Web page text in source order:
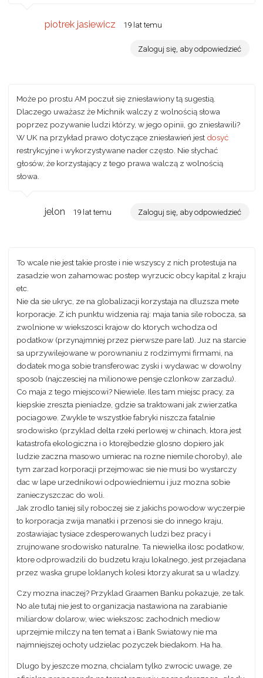
piotrek jasiewicz 19 lat temu
Zaloguj się, aby odpowiedzieć
Może po prostu AM poczuł się zniesławiony tą sugestią.
Dlaczego uważasz że Michnik walczy z wolnością słowa
poprzez pozywanie ludzi którzy, w jego opinii, go zniesławili?
W UK na przykład prawo dotyczące zniesławień jest dosyć
restrykcyjne i wykorzystywane nader często. Nie słychać
głosów, że korzystający z tego prawa walczą z wolnością
słowa.
jelon 19 lat temu Zaloguj się, aby odpowiedzieć
To wcale nie jest takie proste i nie wszyscy z nich protestuja na
zasadzie won zahamowac postep wyrzucic obcy kapital z kraju
etc.
Nie da sie ukryc, ze na globalizacji korzystaja na dluzsza mete
korporacje. Z ich punktu widzenia raj: maja tania sile robocza, sa
zwolnione w wiekszosci krajow do ktorych wchodza od
podatkow (przynajmniej przez pierwsze pare lat). Juz na starcie
sa uprzywilejowane w porownaniu z rodzimymi firmami, na
dodatek moga sobie transferowac zyski i wydawac w dowolny
sposob (najczesciej na milionowe pensje czlonkow zarzadu).
Co maja z tego miejscowi? Niewiele. Iles tam miejsc pracy, za
kiepskie zreszta pieniadze, gdzie sa traktowani jak zwierzatka
pociagowe. Zwykle te wszystkie fabryki niszcza fatalnie
srodowisko (przyklad delta rzeki perlowej w chinach, ktora jest
katastrofa ekologiczna i o ktorejbedzie glosno dopiero jak
ludzie zaczna masowo umierac na rozne niemile choroby), ale
tym zarzad korporacji przejmowac sie nie musi bo wystarczy
dac w lape urzednikowi odpowiedniemu i juz mozna sobie
zanieczyszczac do woli.
Jak zrodlo taniej sily roboczej sie z jakichs powodow wyczerpie
to korporacja zwija manatki i przenosi sie do innego kraju,
zostawiajac tysiace zdesperowanych ludzi bez pracy i
zrujnowane srodowisko naturalne. Ta niewielka ilosc podatkow,
ktore odprowadzili do budzetu kraju lokalnego, jest przejadana
przez waska grupe loklanych kolesi ktorzy akurat sa u wladzy.
Czy mozna inaczej? Przyklad Graamen Banku pokazuje, ze tak.
No ale tutaj nie jest to organizacja nastawiona na zarabianie
miliardow dolarow, wiec wiekszosc zachodnich mediow
uprzejmie milczy na ten temat a i Bank Swiatowy nie ma
najmniejszej ochoty udzielac pozyczek biedakom. Ha ha.
Dlugo by jeszcze mozna, chcialam tylko zwrocic uwage, ze